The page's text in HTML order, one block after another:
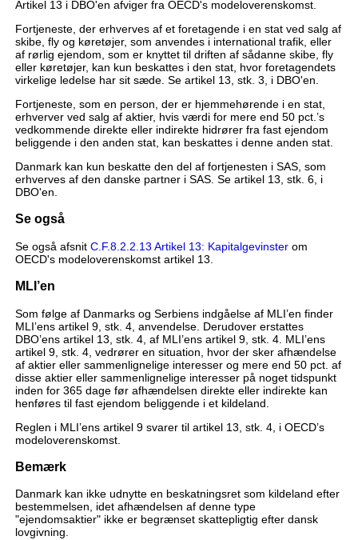
Artikel 13 i DBO'en afviger fra OECD's modeloverenskomst.
Fortjeneste, der erhverves af et foretagende i en stat ved salg af
skibe, fly og køretøjer, som anvendes i international trafik, eller
af rørlig ejendom, som er knyttet til driften af sådanne skibe, fly
eller køretøjer, kan kun beskattes i den stat, hvor foretagendets
virkelige ledelse har sit sæde. Se artikel 13, stk. 3, i DBO'en.
Fortjeneste, som en person, der er hjemmehørende i en stat,
erhverver ved salg af aktier, hvis værdi for mere end 50 pct.’s
vedkommende direkte eller indirekte hidrører fra fast ejendom
beliggende i den anden stat, kan beskattes i denne anden stat.
Danmark kan kun beskatte den del af fortjenesten i SAS, som
erhverves af den danske partner i SAS. Se artikel 13, stk. 6, i
DBO'en.
Se også
Se også afsnit C.F.8.2.2.13 Artikel 13: Kapitalgevinsterom
OECD's modeloverenskomst artikel 13.
MLI’en
Som følge af Danmarks og Serbiens indgåelse af MLI’en finder
MLI’ens artikel 9, stk. 4, anvendelse. Derudover erstattes
DBO’ens artikel 13, stk. 4, af MLI’ens artikel 9, stk. 4. MLI’ens
artikel 9, stk. 4, vedrører en situation, hvor der sker afhændelse
af aktier eller sammenlignelige interesser og mere end 50 pct. af
disse aktier eller sammenlignelige interesser på noget tidspunkt
inden for 365 dage før afhændelsen direkte eller indirekte kan
henføres til fast ejendom beliggende i et kildeland.
Reglen i MLI’ens artikel 9 svarer til artikel 13, stk. 4, i OECD’s
modeloverenskomst.
Bemærk
Danmark kan ikke udnytte en beskatningsret som kildeland efter
bestemmelsen, idet afhændelsen af denne type
"ejendomsaktier" ikke er begrænset skattepligtig efter dansk
lovgivning.